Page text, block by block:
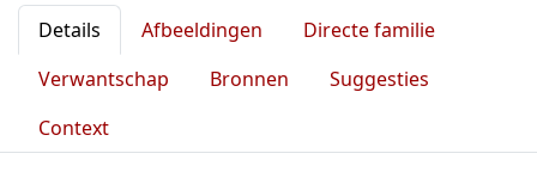
Details Afbeeldingen
Directe familie
Verwantschap
Bronnen
Suggesties
Context